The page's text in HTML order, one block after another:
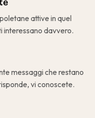
attive in quel
interessano davvero.
messaggi che restano
vi conoscete.